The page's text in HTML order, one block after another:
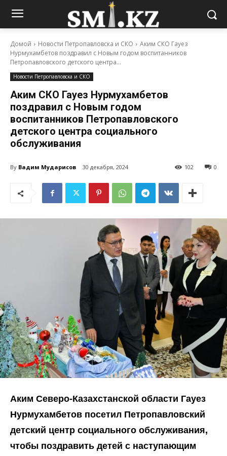
Домой Новости Петропавловска и СКО
Аким СКО Гауез
Нурмухамбетов поздравил с Новым годом воспитанников
Петропавловского детского центра...
Новости Петропавловска и СКО
Аким СКО Гауез Нурмухамбетов
поздравил с Новым годом
воспитанников Петропавловского
детского центра социального
обслуживания
By Вадим Мударисов 30 декабря, 2024 0
102
Аким Северо-Казахстанской области Гауез
Нурмухамбетов посетил Петропавловский
детский центр социального обслуживания,
чтобы поздравить детей с наступающим